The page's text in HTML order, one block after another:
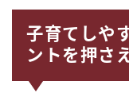
子育てしや
ントを押さ